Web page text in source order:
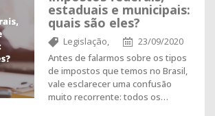
estaduais e municipais:
quais são eles?
Legislação,
23/09/2020
Antes de falarmos sobre os tipos
de impostos que temos no Brasil,
vale esclarecer uma confusão
muito recorrente: todos os…